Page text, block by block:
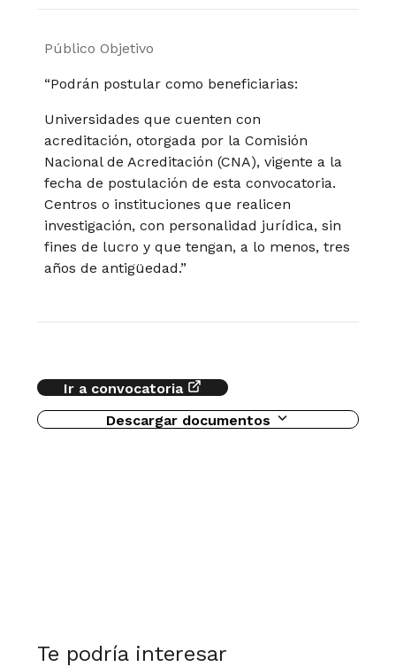
Público Objetivo
“Podrán postular como beneficiarias:
Universidades que cuenten con
acreditación, otorgada por la Comisión
Nacional de Acreditación (CNA), vigente a la
fecha de postulación de esta convocatoria.
Centros o instituciones que realicen
investigación, con personalidad jurídica, sin
fines de lucro y que tengan, a lo menos, tres
años de antigüedad.”
Ir a convocatoria
Descargar documentos
Te podría interesar